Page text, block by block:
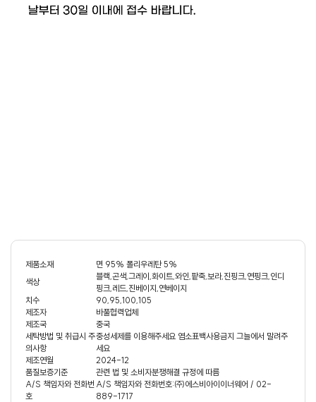
제품소재
면 95% 폴리우레탄 5%
색상
블랙,곤색,그레이,화이트,와인,팥죽,보라,진핑크,연핑크,인디
핑크,레드,진베이지,연베이지
치수
90,95,100,105
제조자
바풀협력업체
제조국
중국
세탁방법 및 취급시 주
의사항
중성세제를 이용해주세요 염소표백사용금지 그늘에서 말려주
세요
제조연월
2024-12
품질보증기준
관련 법 및 소비자분쟁해결 규정에 따름
A/S 책임자와 전화번
호
A/S 책임자와 전화번호:㈜에스비아이이너웨어 / 02-
889-1717